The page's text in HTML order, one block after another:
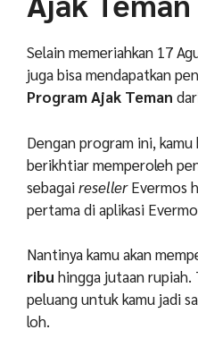
Selain memeriahkan 17
juga bisa mendapatkan
Program Ajak Teman
Dengan program ini,
berikhtiar memperoleh
sebagairesellerEvermos
pertama di aplikasi
Nantinya kamu akan
ribu hingga jutaan rupiah.
peluang untuk kamu jadi
loh.